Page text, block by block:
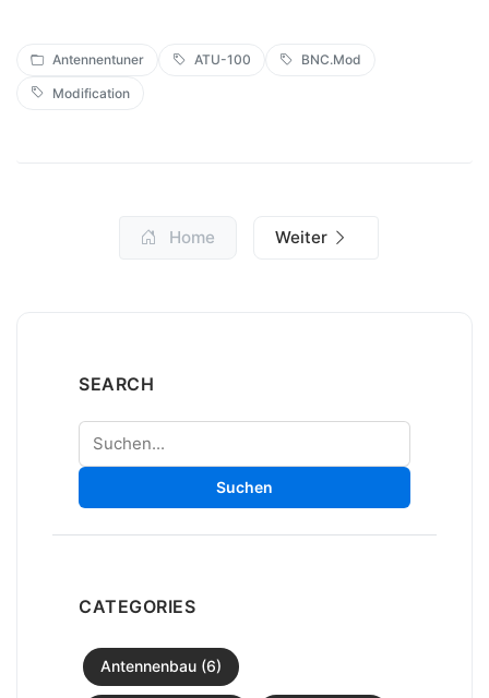
Antennentuner ATU-100 BNC.Mod
Modification
Home Weiter
SEARCH
Suchen
Suchen
CATEGORIES
Antennenbau (6)